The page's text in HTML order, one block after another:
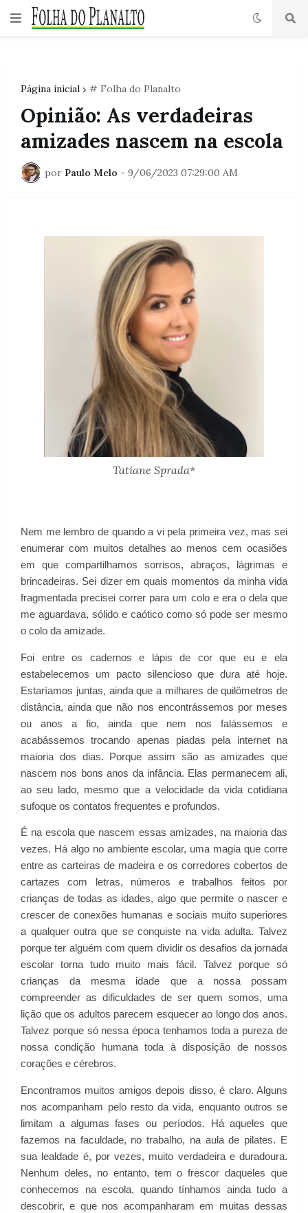
Página inicial # Folha do Planalto
Opinião: As verdadeiras
amizades nascem na escola
por Paulo Melo - 9/06/2023 07:29:00 AM
Tatiane Sprada*
Nem me lembro de quando a vi pela primeira vez, mas sei
enumerar com muitos detalhes ao menos cem ocasiões
em que compartilhamos sorrisos, abraços, lágrimas e
brincadeiras. Sei dizer em quais momentos da minha vida
fragmentada precisei correr para um colo e era o dela que
me aguardava, sólido e caótico como só pode ser mesmo
o colo da amizade.
Foi entre os cadernos e lápis de cor que eu e ela
estabelecemos um pacto silencioso que dura até hoje.
Estaríamos juntas, ainda que a milhares de quilômetros de
distância, ainda que não nos encontrássemos por meses
ou anos a fio, ainda que nem nos falássemos e
acabássemos trocando apenas piadas pela internet na
maioria dos dias. Porque assim são as amizades que
nascem nos bons anos da infância. Elas permanecem ali,
ao seu lado, mesmo que a velocidade da vida cotidiana
sufoque os contatos frequentes e profundos.
É na escola que nascem essas amizades, na maioria das
vezes. Há algo no ambiente escolar, uma magia que corre
entre as carteiras de madeira e os corredores cobertos de
cartazes com letras, números e trabalhos feitos por
crianças de todas as idades, algo que permite o nascer e
crescer de conexões humanas e sociais muito superiores
a qualquer outra que se conquiste na vida adulta. Talvez
porque ter alguém com quem dividir os desafios da jornada
escolar torna tudo muito mais fácil. Talvez porque só
crianças da mesma idade que a nossa possam
compreender as dificuldades de ser quem somos, uma
lição que os adultos parecem esquecer ao longo dos anos.
Talvez porque só nessa época tenhamos toda a pureza de
nossa condição humana toda à disposição de nossos
corações e cérebros.
Encontramos muitos amigos depois disso, é claro. Alguns
nos acompanham pelo resto da vida, enquanto outros se
limitam a algumas fases ou períodos. Há aqueles que
fazemos na faculdade, no trabalho, na aula de pilates. E
sua lealdade é, por vezes, muito verdadeira e duradoura.
Nenhum deles, no entanto, tem o frescor daqueles que
conhecemos na escola, quando tínhamos ainda tudo a
descobrir, e que nos acompanharam em muitas dessas